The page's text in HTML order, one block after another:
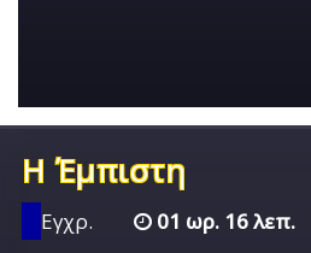
Η Έμπιστη
Εγχρ. 01 ωρ. 16 λεπ.